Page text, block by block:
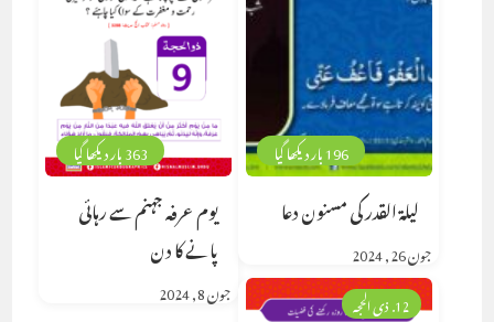
363 بار دیکھا گیا
یوم عرفہ جہنم سے رہائی
پانے کا دن
جون 8, 2024
196 بار دیکھا گیا
لیلۃ القدر کی مسنون دعا
جون 26, 2024
12. ذی الحجہ